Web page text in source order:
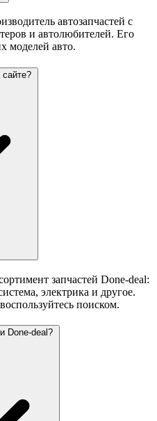
автозапчастей с
и автолюбителей. Его
моделей авто.
сайте?
запчастей Done-deal:
электрика и другое.
поиском.
Done-deal?